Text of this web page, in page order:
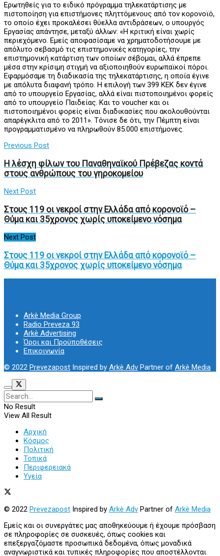
Ερωτηθείς για το ειδικό πρόγραμμα τηλεκατάρτισης με
πιστοποίηση για επιστήμονες πληττόμενους από τον κορονοϊό,
το οποίο έχει προκαλέσει θύελλα αντιδράσεων, ο υπουργός
Εργασίας απάντησε, μεταξύ άλλων: «Η κριτική είναι χωρίς
περιεχόμενο. Εμείς αποφασίσαμε να χρηματοδοτήσουμε με
απόλυτο σεβασμό τις επιστημονικές κατηγορίες, την
επιστημονική κατάρτιση των οποίων σέβομαι, αλλά έπρεπε
μέσα στην κρίσιμη στιγμή να αξιοποιηθούν ευρωπαϊκοί πόροι.
Εφαρμόσαμε τη διαδικασία της τηλεκατάρτισης, η οποία έγινε
με απόλυτα διαφανή τρόπο. Η επιλογή των 399 ΚΕΚ δεν έγινε
από το υπουργείο Εργασίας, αλλά είναι πιστοποιημένοι φορείς
από το υπουργείο Παιδείας. Και το voucher και οι
πιστοποιημένοι φορείς είναι διαδικασίες που ακολουθούνται
απαρέγκλιτα από το 2011». Τόνισε δε ότι, την Πέμπτη είναι
προγραμματισμένο να πληρωθούν 85.000 επιστήμονες.
Previous Post
Η λέσχη φίλων του Παναθηναϊκού Πρέβεζας κοντά
στους ανθρώπους του γηροκομείου
Next Post
Στους 119 οι νεκροί στην Ελλάδα από κορονοϊό –
Θύμα και 35χρονος χωρίς υποκείμενο νόσημα
Next Post
Στους 119 οι νεκροί στην Ελλάδα από κορονοϊό –
Θύμα και 35χρονος χωρίς υποκείμενο νόσημα
Arkè Media Group
Radio Preveza 93
Arkè Advertising
Όροι και Προϋποθέσεις
Επικοινωνία
© 2022 Prevezapost Inspired by Arkè Adv Partner of Arkè Media
No Result
View All Result
Αρχική
Κόσμος
Πολιτική
Τοπικά
Περιφερειακά
Υγεία
© 2022 Prevezapost Inspired by Arkè Adv Partner of Arkè Media
Εμείς και οι συνεργάτες μας αποθηκεύουμε ή έχουμε πρόσβαση
σε πληροφορίες σε συσκευές, όπως cookies και
επεξεργαζόμαστε προσωπικά δεδομένα, όπως μοναδικά
αναγνωριστικά και τυπικές πληροφορίες που αποστέλλονται